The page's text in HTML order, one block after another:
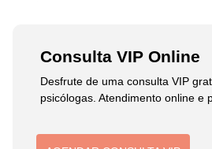
Consulta VIP Online
Desfrute de uma consulta VIP
psicólogas. Atendimento online e